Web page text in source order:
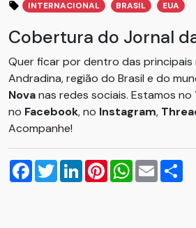
INTERNACIONAL BRASIL EUA
Cobertura do Jornal
Quer ficar por dentro das principais
Andradina, região do Brasil e do
Novanas redes sociais. Estamos no
no Facebook, no Instagram,
Acompanhe!
Facebook
TwitterLinkedInPinterestWhatsApp
Email